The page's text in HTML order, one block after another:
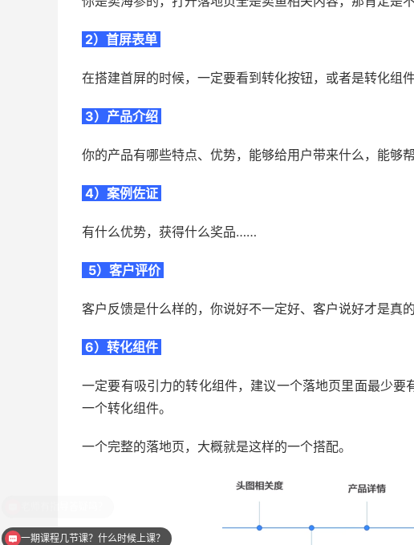
2）首屏表单
在搭建首屏的时候，一定要看到转化按钮，或者是转化组件
3）产品介绍
你的产品有哪些特点、优势，能够给用户带来什么，能够
4）案例佐证
有什么优势，获得什么奖品……
5）客户评价
客户反馈是什么样的，你说好不一定好、客户说好才是真的
6）转化组件
一定要有吸引力的转化组件，建议一个落地页里面最少要
一个转化组件。
一个完整的落地页，大概就是这样的一个搭配。
一期课程几节课？什么时候上课？